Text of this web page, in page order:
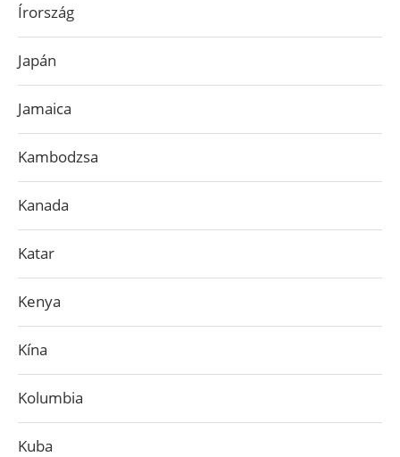
Írország
Japán
Jamaica
Kambodzsa
Kanada
Katar
Kenya
Kína
Kolumbia
Kuba